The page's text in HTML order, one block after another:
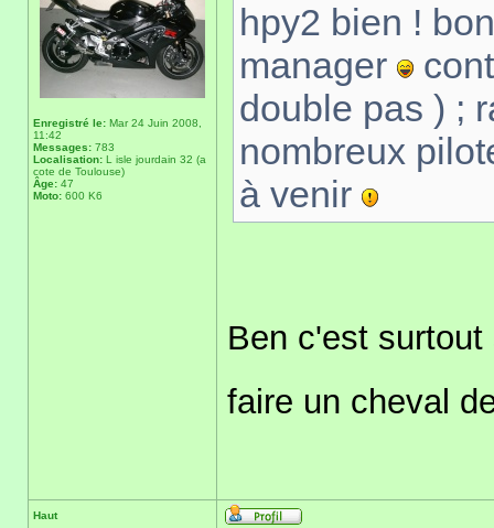
Enregistré le: Mar 24 Juin 2008,
11:42
Messages: 783
Localisation: L isle jourdain 32 (a
cote de Toulouse)
Âge: 47
Moto: 600 K6
hpy2 bien !
manager
double pas ) ;
nombreux
à venir
Ben c'est
faire un cheval
Haut